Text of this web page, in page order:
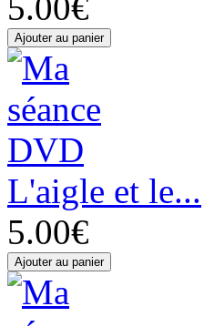
L'aigle et le...
5.00€